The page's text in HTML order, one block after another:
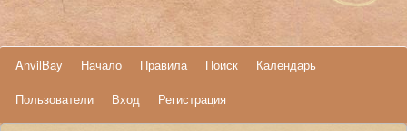
AnvilBay Начало Правила Поиск
Календарь
Пользователи
Вход Регистрация